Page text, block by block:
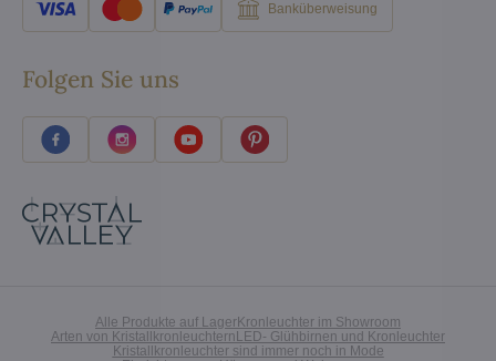
Banküberweisung
Folgen Sie uns
Alle Produkte auf LagerKronleuchter im Showroom
Arten von KristallkronleuchternLED- Glühbirnen und Kronleuchter
Kristallkronleuchter sind immer noch in Mode